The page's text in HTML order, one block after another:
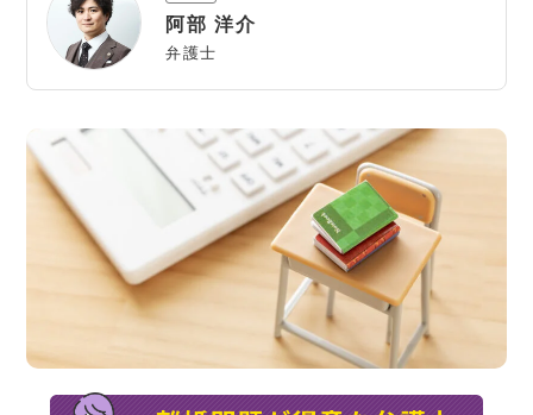
刑事事件
債務整理
離婚問題
交通事故
遺産相続
債権回収
AI Search Premium
掲載をご検討の弁護士の方へ
阿部 洋介
弁護士